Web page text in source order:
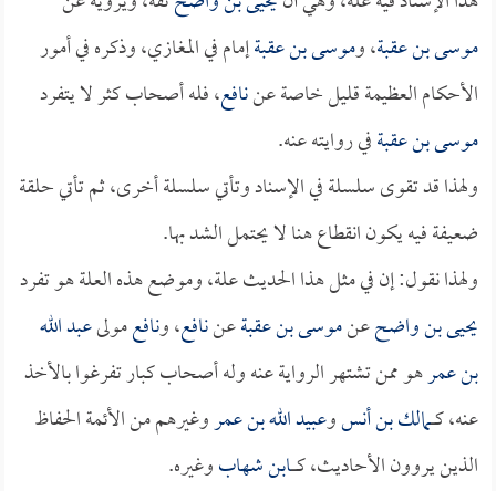
موسى بن عقبة، وموسى بن عقبةإمام في المغازي، وذكره في أمور
الأحكام العظيمة قليل خاصة عننافع، فله أصحاب كثر لا يتفرد
موسى بن عقبةفي روايته عنه.
ولهذا قد تقوى سلسلة في الإسناد وتأتي سلسلة أخرى، ثم تأتي حلقة
ضعيفة فيه يكون انقطاع هنا لا يحتمل الشد بها.
ولهذا نقول: إن في مثل هذا الحديث علة، وموضع هذه العلة هو تفرد
يحيى بن واضحعنموسى بن عقبةعننافع، ونافعمولىعبد الله
بن عمرهو ممن تشتهر الرواية عنه وله أصحاب كبار تفرغوا بالأخذ
عنه، كــــمالك بن أنسوعبيد الله بن عمروغيرهم من الأئمة الحفاظ
الذين يروون الأحاديث، كـــــابن شهابوغيره.